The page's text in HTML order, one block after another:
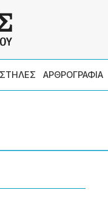
ΣΤΗΛΕΣ ΑΡΘΡΟΓΡΑΦΙΑ